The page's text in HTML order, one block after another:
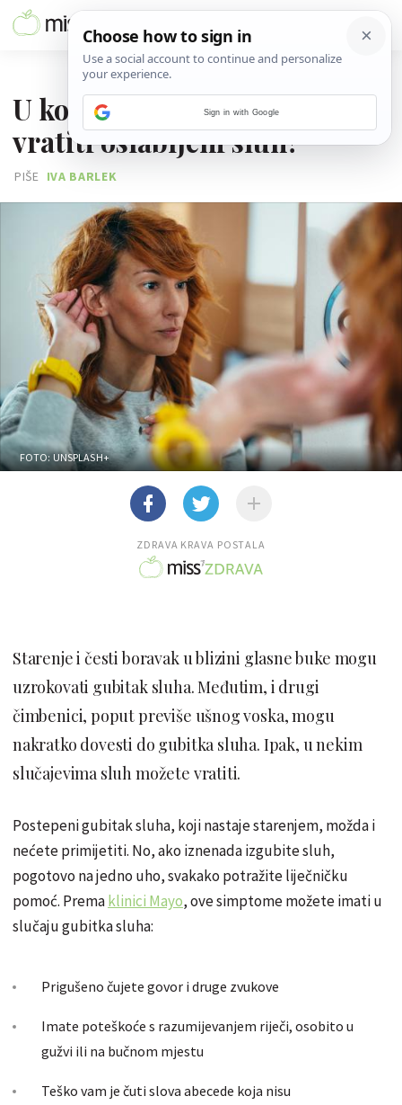
U kojim slučajevima možete
vratiti oslabljeni sluh?
PIŠE IVA BARLEK
FOTO: UNSPLASH+
ZDRAVA KRAVA POSTALA
Starenje i česti boravak u blizini glasne buke mogu
uzrokovati gubitak sluha. Međutim, i drugi
čimbenici, poput previše ušnog voska, mogu
nakratko dovesti do gubitka sluha. Ipak, u nekim
slučajevima sluh možete vratiti.
Postepeni gubitak sluha, koji nastaje starenjem, možda i
nećete primijetiti. No, ako iznenada izgubite sluh,
pogotovo na jedno uho, svakako potražite liječničku
pomoć. Premaklinici Mayo, ove simptome možete imati u
slučaju gubitka sluha:
Prigušeno čujete govor i druge zvukove
Imate poteškoće s razumijevanjem riječi, osobito u
gužvi ili na bučnom mjestu
Teško vam je čuti slova abecede koja nisu
Sign in with Google